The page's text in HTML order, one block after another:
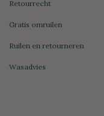
Retourrecht
Gratis omruilen
Ruilen en retourneren
Wasadvies